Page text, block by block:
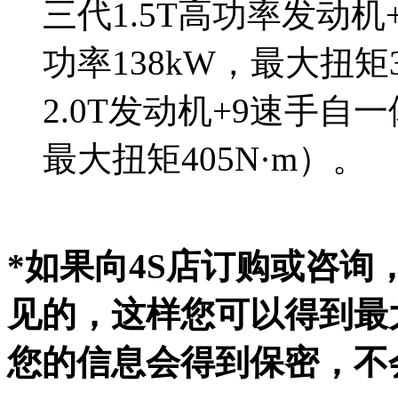
三代1.5T高功率发动
功率138kW，最大扭
2.0T发动机+9速手自
最大扭矩405N·m）。
*如果向4S店订购或咨询
见的，这样您可以得到
您的信息会得到保密，